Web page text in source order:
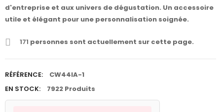
d'entreprise et aux univers de dégustation. Un accessoire
utile et élégant pour une personnalisation soignée.
171 personnes sont actuellement sur cette page.
RÉFÉRENCE:
CW44IA-1
EN STOCK:
7922 Produits